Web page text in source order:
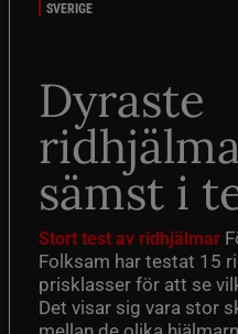
SVERIGE
Dyraste
sämst i
Stort test av ridhjälmar
Folksam har testat 15
prisklasser för att se
Det visar sig vara stor